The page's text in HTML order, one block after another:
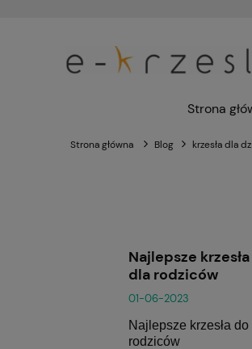
Strona
Strona główna Blog krzesła dla
Najlepsze
dla rodziców
01-06-2023
Najlepsze krzesła
rodziców